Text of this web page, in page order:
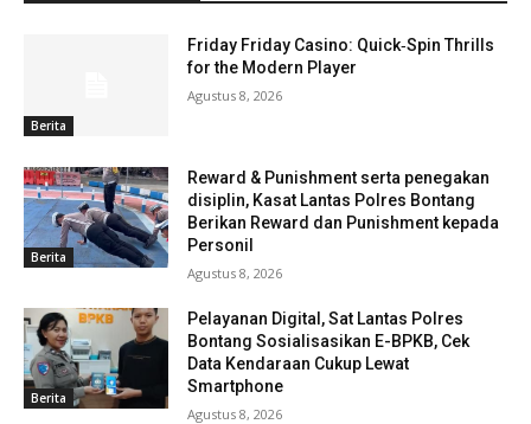
Berita
Friday Friday Casino: Quick‑Spin Thrills
for the Modern Player
Agustus 8, 2026
Berita
Reward & Punishment serta penegakan
disiplin, Kasat Lantas Polres Bontang
Berikan Reward dan Punishment kepada
Personil
Agustus 8, 2026
Berita
Pelayanan Digital, Sat Lantas Polres
Bontang Sosialisasikan E-BPKB, Cek
Data Kendaraan Cukup Lewat
Smartphone
Agustus 8, 2026